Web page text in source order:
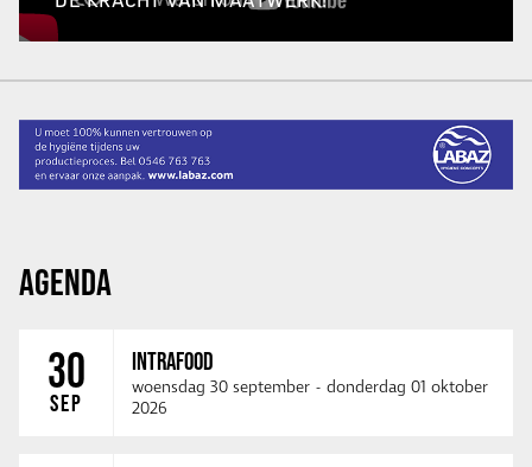
AGENDA
30
SEP
INTRAFOOD
woensdag 30 september - donderdag 01 oktober
2026